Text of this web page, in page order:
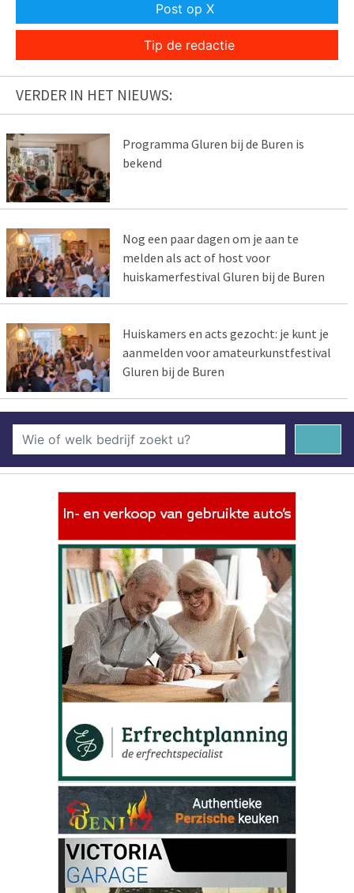
Post op X
Tip de redactie
VERDER IN HET NIEUWS:
Programma Gluren bij de Buren is
bekend
Nog een paar dagen om je aan te
melden als act of host voor
huiskamerfestival Gluren bij de Buren
Huiskamers en acts gezocht: je kunt je
aanmelden voor amateurkunstfestival
Gluren bij de Buren